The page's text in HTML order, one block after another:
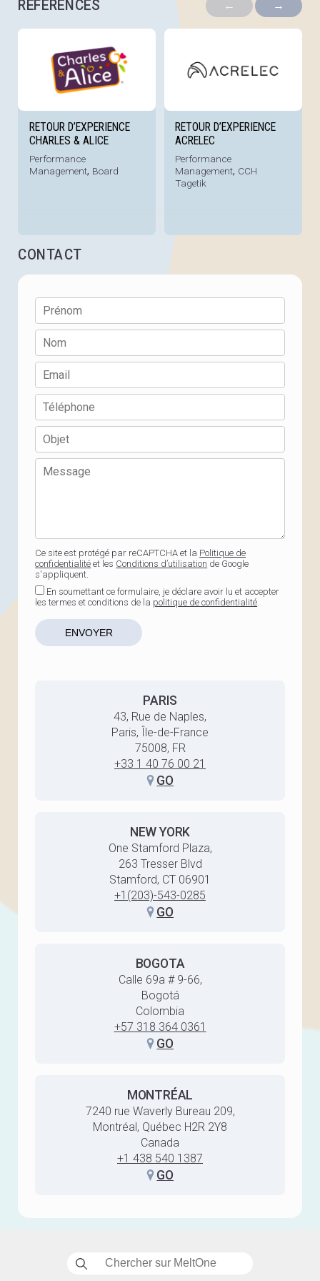
RÉFÉRENCES ← →
RETOUR D’EXPERIENCE
CHARLES & ALICE
Performance
Management, Board
Voir la référence
RETOUR D’EXPERIENCE
ACRELEC
Performance
Management, CCH
Tagetik
CONTACT
Ce site est protégé par reCAPTCHA et la Politique de
confidentialité et les Conditions d’utilisation de Google
s'appliquent.
En soumettant ce formulaire, je déclare avoir lu et accepter
les termes et conditions de la politique de confidentialité
PARIS
43, Rue de Naples,
Paris, Île-de-France
75008, FR
+33 1 40 76 00 21
GO
NEW YORK
One Stamford Plaza,
263 Tresser Blvd
Stamford, CT 06901
+1(203)-543-0285
GO
BOGOTA
Calle 69a # 9-66,
Bogotá
Colombia
+57 318 364 0361
GO
MONTRÉAL
7240 rue Waverly Bureau 209,
Montréal, Québec H2R 2Y8
Canada
+1 438 540 1387
GO